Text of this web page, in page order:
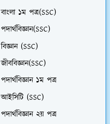
বাংলা ১ম পত্র(SSC)
পদার্থবিজ্ঞান(SSC)
বিজ্ঞান (SSC)
জীববিজ্ঞান(SSC)
পদার্থবিজ্ঞান ১ম পত্র
আইসিটি (SSC)
পদার্থবিজ্ঞান ২য় পত্র